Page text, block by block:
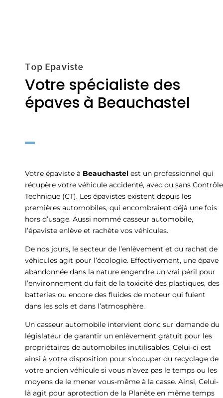
Top Epaviste
Votre spécialiste des
épaves à Beauchastel
Votre épaviste à Beauchastel est un professionnel qui
récupère votre véhicule accidenté, avec ou sans Contrôle
Technique (CT). Les épavistes existent depuis les
premières automobiles, qui encombraient déjà une fois
hors d’usage. Aussi nommé casseur automobile,
l’épaviste enlève et rachète vos véhicules.
De nos jours, le secteur de l’enlèvement et du rachat de
véhicules agit pour l’écologie. Effectivement, une épave
abandonnée dans la nature engendre un vrai péril pour
l’environnement du fait de la toxicité des plastiques, des
batteries ou encore des fluides de moteur qui fuient
dans les sols et dans l’atmosphère.
Un casseur automobile intervient donc sur demande du
législateur de garantir un enlèvement gratuit pour les
propriétaires de automobiles inutilisables. Celui-ci est
ainsi à votre disposition pour s’occuper du recyclage de
votre ancien véhicule si vous n’avez pas le temps ou les
moyens de le mener vous-même à la casse. Ainsi, Celui-
là agit pour aprotection de la Planète en même temps